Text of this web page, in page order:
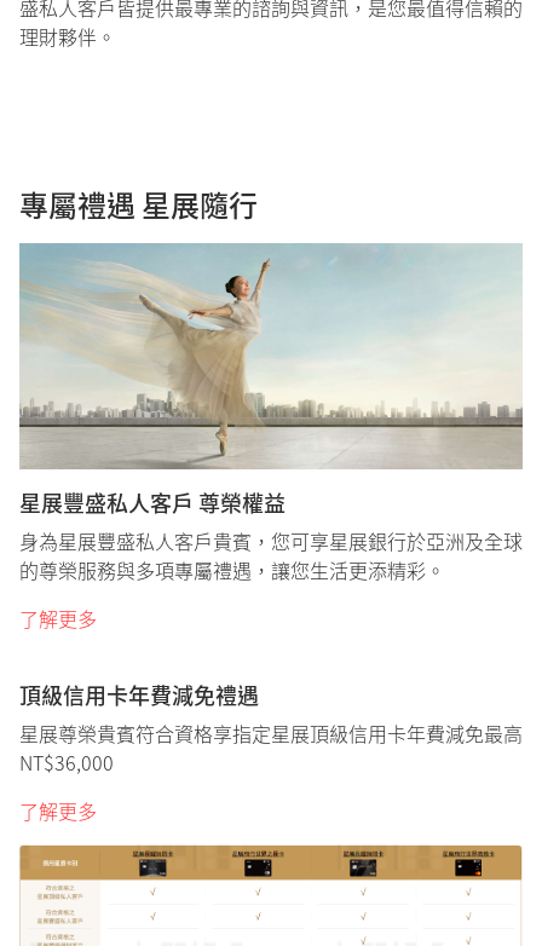
盛私人客戶皆提供最專業的諮詢與資訊，是您最值得信賴的
理財夥伴。
專屬禮遇 星展隨行​
星展豐盛私人客戶 尊榮權益
身為星展豐盛私人客戶貴賓，您可享星展銀行於亞洲及全球
的尊榮服務與多項專屬禮遇，讓您生活更添精彩。
了解更多
頂級信用卡年費減免禮遇
星展尊榮貴賓符合資格享指定星展頂級信用卡年費減免最高
NT$36,000​
了解更多